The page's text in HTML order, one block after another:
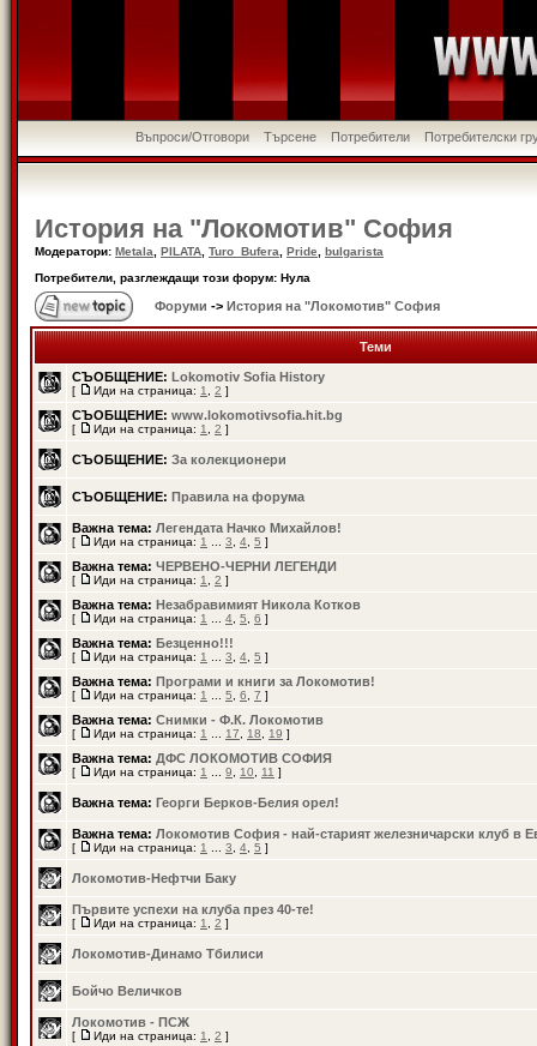
Въпроси/Отговори Търсене Потребители Потребителски
История на "Локомотив" София
Модератори: Metala PILATA Turo_Bufera Pride
bulgarista
Потребители, разглеждащи този форум: Нула
Форуми -> История на "Локомотив" София
Теми
СЪОБЩЕНИЕ: Lokomotiv Sofia History
[ Иди на страница: 1 2 ]
СЪОБЩЕНИЕ: www.lokomotivsofia.hit.bg
[ Иди на страница: 1 2 ]
СЪОБЩЕНИЕ: За колекционери
СЪОБЩЕНИЕ: Правила на форума
Важна тема: Легендата Начко Михайлов!
[ Иди на страница: 1 3 4 5 ]
Важна тема: ЧЕРВЕНО-ЧЕРНИ ЛЕГЕНДИ
[ Иди на страница: 1 2 ]
Важна тема: Незабравимият Никола Котков
[ Иди на страница: 1 4 5 6 ]
Важна тема: Безценно!!!
[ Иди на страница: 1 3 4 5 ]
Важна тема: Програми и книги за Локомотив!
[ Иди на страница: 1 5 6 7 ]
Важна тема: Снимки - Ф.К. Локомотив
[ Иди на страница: 1 17 18 19 ]
Важна тема: ДФС ЛОКОМОТИВ СОФИЯ
[ Иди на страница: 1 9 10 11 ]
Важна тема: Георги Берков-Белия орел!
Важна тема: Локомотив София - най-старият железничарски клуб в
[ Иди на страница: 1 3 4 5 ]
Локомотив-Нефтчи Баку
Първите успехи на клуба през 40-те!
[ Иди на страница: 1 2 ]
Локомотив-Динамо Тбилиси
Бойчо Величков
Локомотив - ПСЖ
[ Иди на страница: 1 2 ]